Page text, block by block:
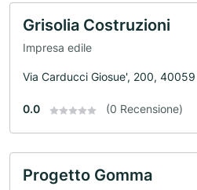
Grisolia Costruzioni
Impresa edile
Via Carducci Giosue', 200,
0.0 (0 Recensione)
Progetto Gomma